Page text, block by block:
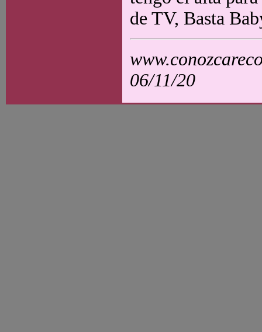
de TV, Basta
06/11/20